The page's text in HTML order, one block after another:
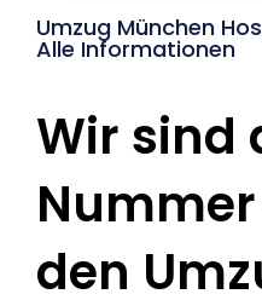
Umzug München
Alle Informationen
Wir sind
den